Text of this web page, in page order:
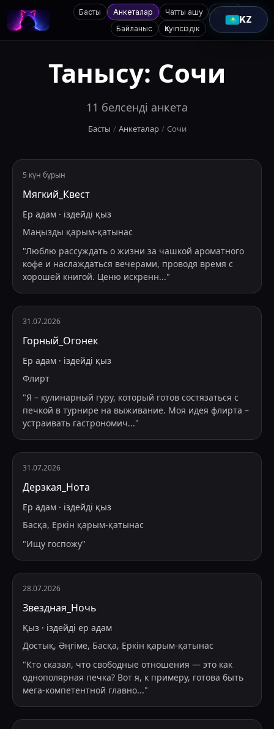
Басты Анкеталар Чатты ашу
Қолдау
Байланыс
Қауіпсіздік
KZ
Танысу: Сочи
11 белсенді анкета
Басты / Анкеталар / Сочи
5 күн бұрын
Мягкий_Квест
Ер адам · іздейді қыз
Маңызды қарым-қатынас
"Люблю рассуждать о жизни за чашкой ароматного
кофе и наслаждаться вечерами, проводя время с
хорошей книгой. Ценю искренн..."
31.07.2026
Горный_Огонек
Ер адам · іздейді қыз
Флирт
"Я – кулинарный гуру, который готов состязаться с
печкой в турнире на выживание. Моя идея флирта –
устраивать гастрономич..."
31.07.2026
Дерзкая_Нота
Ер адам · іздейді қыз
Басқа, Еркін қарым-қатынас
"Ищу госпожу"
28.07.2026
Звездная_Ночь
Қыз · іздейді ер адам
Достық, Әңгіме, Басқа, Еркін қарым-қатынас
"Кто сказал, что свободные отношения — это как
однополярная печка? Вот я, к примеру, готова быть
мега-компетентной главно..."